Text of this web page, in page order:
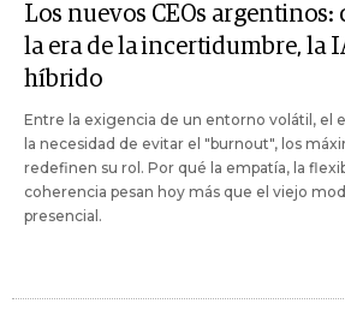
Los nuevos CEOs argentinos:
la era de la incertidumbre, la
híbrido
Entre la exigencia de un entorno volátil, el
la necesidad de evitar el "burnout", los
redefinen su rol. Por qué la empatía, la
coherencia pesan hoy más que el viejo
presencial.